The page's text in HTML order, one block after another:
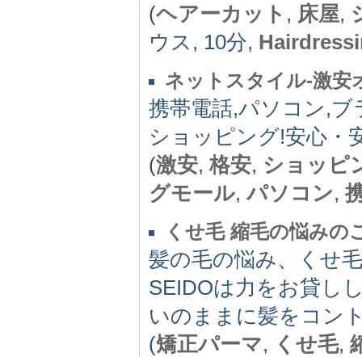
(ヘアーカット , 床屋,
ウス, 10分,
ネットスタイル-激安
携帯電話,パソコン,
ショッピング!安心・
(激安,格安, ショッピ
グモール,パソコン,
くせ毛 縮毛の悩みの
髪の毛の悩み、くせ
SEIDOは力をお貸し
いのままに髪をコン
(矯正パーマ, くせ毛,